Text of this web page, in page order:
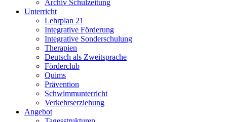
Archiv Schulzeitung
Unterricht
Lehrplan 21
Integrative Förderung
Integrative Sonderschulung
Therapien
Deutsch als Zweitsprache
Förderclub
Quims
Prävention
Schwimmunterricht
Verkehrserziehung
Angebot